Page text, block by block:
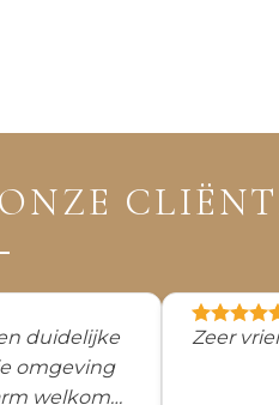
duidelijke
omgeving
welkom
Zeer